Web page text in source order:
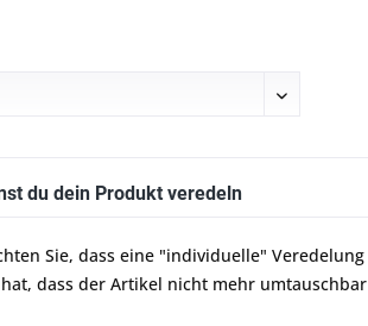
du dein Produkt veredeln
Sie, dass eine "individuelle" Veredelung
dass der Artikel nicht mehr umtauschbar